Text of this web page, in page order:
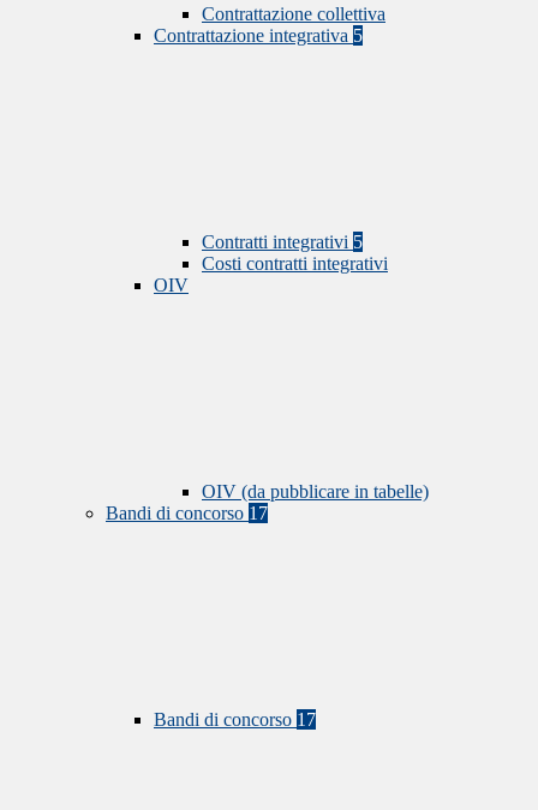
Contrattazione collettiva
Contrattazione integrativa 5
Contratti integrativi 5
Costi contratti integrativi
OIV
OIV (da pubblicare in tabelle)
Bandi di concorso 17
Bandi di concorso 17